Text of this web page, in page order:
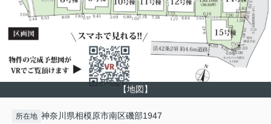
【地図】
所在地 神奈川県相模原市南区磯部1947